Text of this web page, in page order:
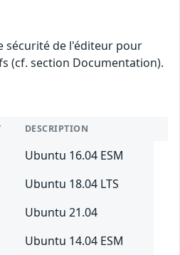
sécurité de l'éditeur pour
(cf. section Documentation).
DESCRIPTION
Ubuntu 16.04 ESM
Ubuntu 18.04 LTS
Ubuntu 21.04
Ubuntu 14.04 ESM